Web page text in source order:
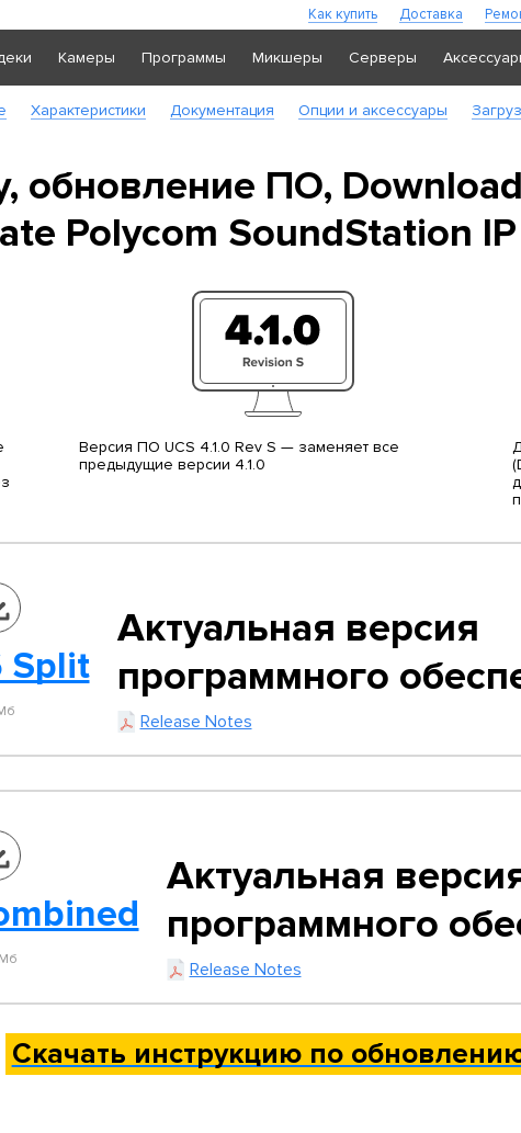
Как купить Доставка
Камеры Программы Микшеры Серверы
Характеристики Документация Опции и аксессуары
обновление ПО,
Polycom SoundStation
Версия ПО UCS 4.1.0 Rev S — заменяет все
предыдущие версии 4.1.0
Split
Актуальная версия
программного
Release Notes
Актуальная
программного
Release Notes
Скачать инструкцию по